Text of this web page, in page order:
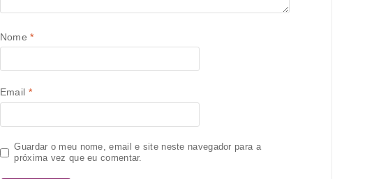
Nome*
Email *
Guardar o meu nome, email e site neste navegador para a
próxima vez que eu comentar.